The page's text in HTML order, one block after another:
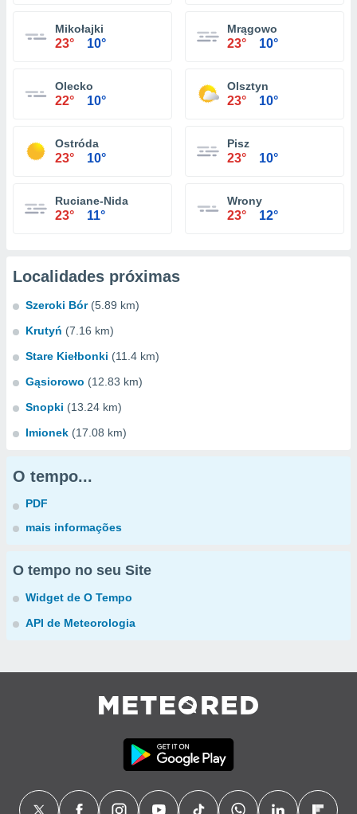
Mikołajki
23° 10°
Mrągowo
23° 10°
Olecko
22° 10°
Olsztyn
23° 10°
Ostróda
23° 10°
Pisz
23° 10°
Ruciane-Nida
23° 11°
Wrony
23° 12°
Localidades próximas
Szeroki Bór (5.89 km)
Krutyń (7.16 km)
Stare Kiełbonki (11.4 km)
Gąsiorowo (12.83 km)
Snopki (13.24 km)
Imionek (17.08 km)
O tempo...
PDF
mais informações
O tempo no seu Site
Widget de O Tempo
API de Meteorologia